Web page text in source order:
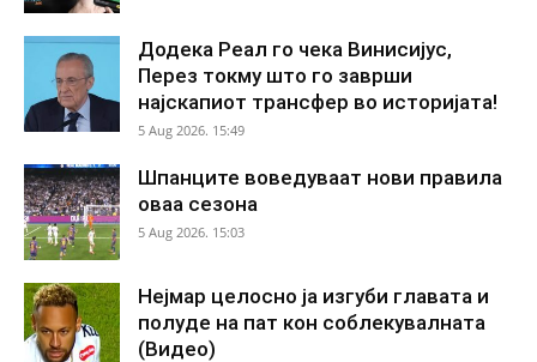
Додека Реал го чека Винисијус,
Перез токму што го заврши
најскапиот трансфер во историјата!
5 Aug 2026. 15:49
Шпанците воведуваат нови правила
оваа сезона
5 Aug 2026. 15:03
Нејмар целосно ја изгуби главата и
полуде на пат кон соблекувалната
(Видео)